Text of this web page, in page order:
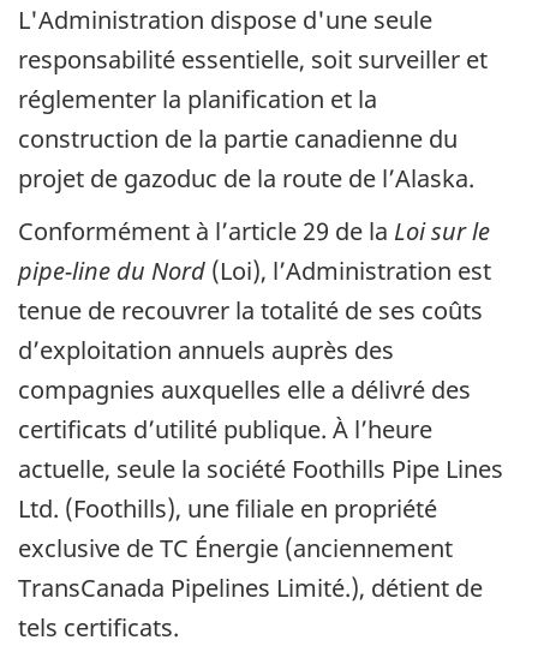
L'Administration dispose d'une seule
responsabilité essentielle, soit surveiller et
réglementer la planification et la
construction de la partie canadienne du
projet de gazoduc de la route de l’Alaska.
Conformément à l’article 29 de la Loi sur le
pipe-line du Nord (Loi), l’Administration est
tenue de recouvrer la totalité de ses coûts
d’exploitation annuels auprès des
compagnies auxquelles elle a délivré des
certificats d’utilité publique. À l’heure
actuelle, seule la société Foothills Pipe Lines
Ltd. (Foothills), une filiale en propriété
exclusive de TC Énergie (anciennement
TransCanada Pipelines Limité.), détient de
tels certificats.